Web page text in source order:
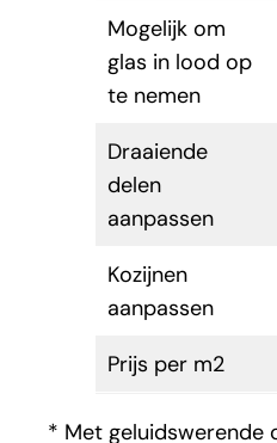
Mogelijk om
glas in lood op
te nemen
Draaiende
delen
aanpassen
Kozijnen
aanpassen
Prijs per m2
* Met geluidswerende